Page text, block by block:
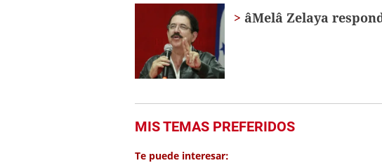
âMelâ Zelaya
MIS TEMAS PREFERIDOS
Te puede interesar: